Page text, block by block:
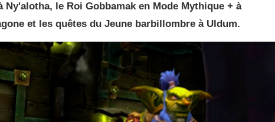
Ny'alotha, le Roi Gobbamak en Mode Mythique + à
et les quêtes du Jeune barbillombre à Uldum.